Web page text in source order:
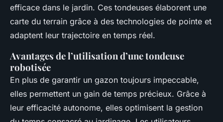
efficace dans le jardin. Ces tondeuses élaborent une
carte du terrain grâce à des technologies de pointe et
adaptent leur trajectoire en temps réel.
Avantages de l’utilisation d’une tondeuse
robotisée
En plus de garantir un gazon toujours impeccable,
elles permettent un gain de temps précieux. Grâce à
leur efficacité autonome, elles optimisent la gestion